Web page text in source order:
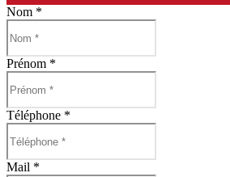
Nom *
Prénom *
Téléphone *
Mail *